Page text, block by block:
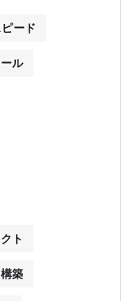
ード
ル
ト
築